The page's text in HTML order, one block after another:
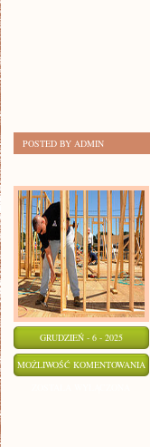
POSTED BY ADMIN
GRUDZIEŃ - 6 - 2025
MOŻLIWOŚĆ KOMENTOWANIA